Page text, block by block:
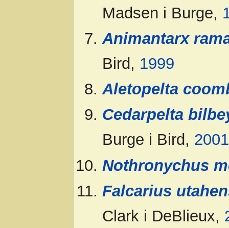
Madsen i Burge,
Animantarx
Bird, 1999
Aletopelta
Cedarpelta
Burge i Bird, 2001
Nothronychus
Falcarius
Clark i DeBlieux,